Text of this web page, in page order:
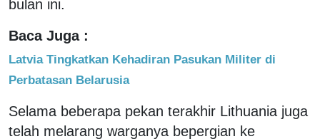
bulan ini.
Baca Juga :
Latvia Tingkatkan Kehadiran Pasukan Militer di
Perbatasan Belarusia
Selama beberapa pekan terakhir Lithuania juga
telah melarang warganya bepergian ke